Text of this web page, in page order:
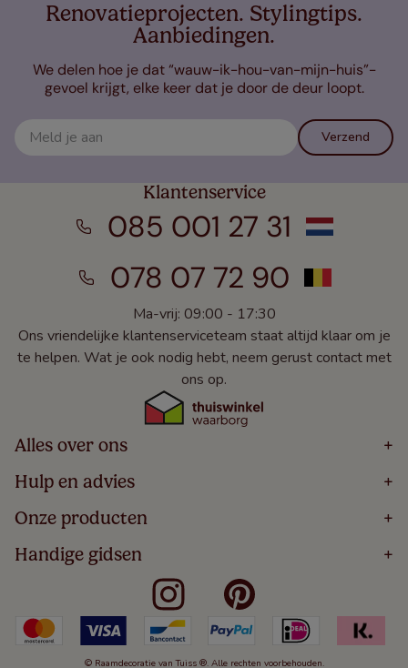
Renovatieprojecten. Stylingtips.
Aanbiedingen.
We delen hoe je dat “wauw-ik-hou-van-mijn-huis”-
gevoel krijgt, elke keer dat je door de deur loopt.
Verzend
Klantenservice
085 001 27 31
078 07 72 90
Ma-vrij: 09:00 - 17:30
Ons vriendelijke klantenserviceteam staat altijd klaar om je
te helpen. Wat je ook nodig hebt, neem gerust contact met
ons op.
Alles over ons +
Home
Over
Bestellen
Winacties
Veelgestelde Vragen
Hulp en advies +
Volg Je Bestelling
Levering
5 Jaar Garantie
Algemene Voorwaarden
Kindveiligheid
Cookies
Herroepingsrecht
Onze producten +
Houten Jaloezieën
Rolgordijnen
Verticale Jaloezieën
Duo Rolgordijnen
Duo Plisségordijnen
Handige gidsen +
Meten Voor Raamdecoratie
Badkamer Raamdecoratie
Slaapkamer Raamdecoratie
Keuken Raamdecoratie
© Raamdecoratie van Tuiss ®. Alle rechten voorbehouden.